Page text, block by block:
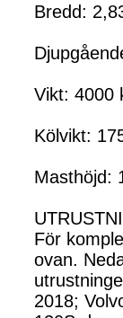
Bredd:
Vikt: 4000
Kölvikt:
Masthöjd:
För
ovan.
2018;